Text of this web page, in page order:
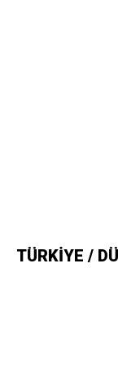
TÜRKİYE /